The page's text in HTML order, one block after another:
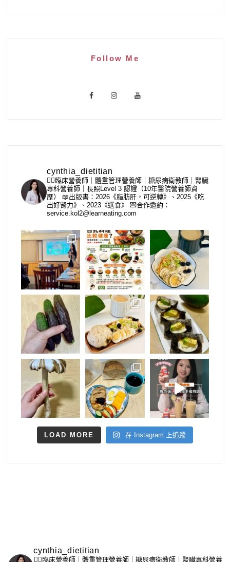
Follow Me
cynthia_dietitian
👩‍⚕️臨床營養師｜體重管理營養師｜糖尿病衛教師｜腎臟
專科營養師｜長照Level 3 認證（10年醫院營養師資
歷）
📖出版書：2026《脂肪肝，可逆轉》、2025《吃
出好腎力》、2023《選食》
💌合作邀約：
service.kol2@learneating.com
LOAD MORE 在 Instagram 上追蹤
cynthia_dietitian
👩‍⚕️臨床營養師｜體重管理營養師｜糖尿病衛教師｜腎臟專科營養